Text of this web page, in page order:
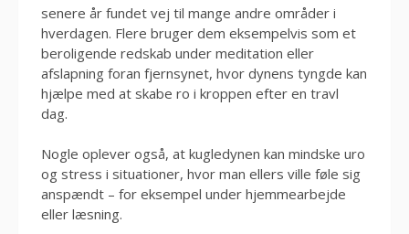
senere år fundet vej til mange andre områder i
hverdagen. Flere bruger dem eksempelvis som et
beroligende redskab under meditation eller
afslapning foran fjernsynet, hvor dynens tyngde kan
hjælpe med at skabe ro i kroppen efter en travl
dag.
Nogle oplever også, at kugledynen kan mindske uro
og stress i situationer, hvor man ellers ville føle sig
anspændt – for eksempel under hjemmearbejde
eller læsning.